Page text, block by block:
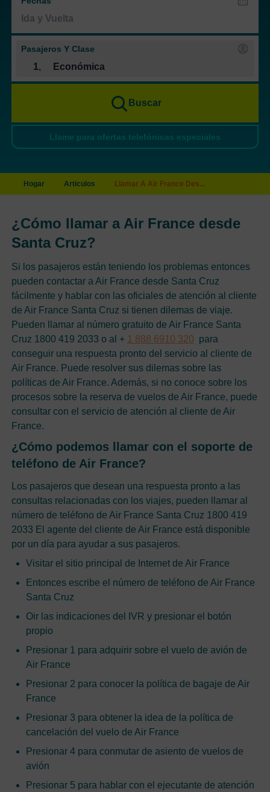
Pasajeros Y Clase
1, Económica
Buscar
Llame para ofertas telefónicas especiales
Hogar Articulos Llamar A Air France Des...
¿Cómo llamar a Air France desde
Santa Cruz?
Si los pasajeros están teniendo los problemas entonces
pueden contactar a Air France desde Santa Cruz
fácilmente y hablar con las oficiales de atención al cliente
de Air France Santa Cruz si tienen dilemas de viaje.
Pueden llamar al número gratuito de Air France Santa
Cruz 1800 419 2033 o al + 1 888 6910 320 para
conseguir una respuesta pronto del servicio al cliente de
Air France. Puede resolver sus dilemas sobre las
políticas de Air France. Además, si no conoce sobre los
procesos sobre la reserva de vuelos de Air France, puede
consultar con el servicio de atención al cliente de Air
France.
¿Cómo podemos llamar con el soporte de
teléfono de Air France?
Los pasajeros que desean una respuesta pronto a las
consultas relacionadas con los viajes, pueden llamar al
número de teléfono de Air France Santa Cruz 1800 419
2033 El agente del cliente de Air France está disponible
por un día para ayudar a sus pasajeros.
Visitar el sitio principal de Internet de Air France
Entonces escribe el número de teléfono de Air France
Santa Cruz
Oir las indicaciones del IVR y presionar el botón
propio
Presionar 1 para adquirir sobre el vuelo de avión de
Air France
Presionar 2 para conocer la política de bagaje de Air
France
Presionar 3 para obtener la idea de la política de
cancelación del vuelo de Air France
Presionar 4 para conmutar de asiento de vuelos de
avión
Presionar 5 para hablar con el ejecutante de atención